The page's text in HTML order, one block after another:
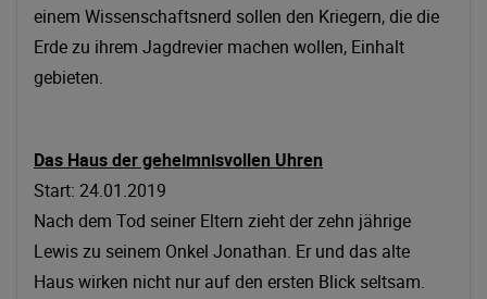
einem Wissenschaftsnerd sollen den Kriegern, die die
Erde zu ihrem Jagdrevier machen wollen, Einhalt
gebieten.
Das Haus der geheimnisvollen Uhren
Start: 24.01.2019
Nach dem Tod seiner Eltern zieht der zehn jährige
Lewis zu seinem Onkel Jonathan. Er und das alte
Haus wirken nicht nur auf den ersten Blick seltsam.